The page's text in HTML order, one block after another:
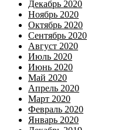
Декабрь 2020
Ноябрь 2020
Октябрь 2020
Сентябрь 2020
Август 2020
Июль 2020
Июнь 2020
Май 2020
Апрель 2020
Март 2020
Февраль 2020
Январь 2020